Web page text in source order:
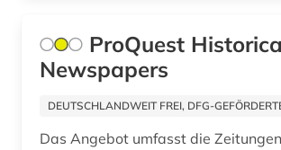
ProQuest
Newspapers
DEUTSCHLANDWEIT FREI, DFG-
Das Angebot umfasst die Zeitungen: